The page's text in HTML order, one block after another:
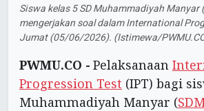
Siswa kelas 5 SD Muhammadiyah Manyar
mengerjakan soal dalam International
Jumat (05/06/2026). (Istimewa/
PWMU.CO - Pelaksanaan
Progression Test (IPT) bagi
Muhammadiyah Manyar (